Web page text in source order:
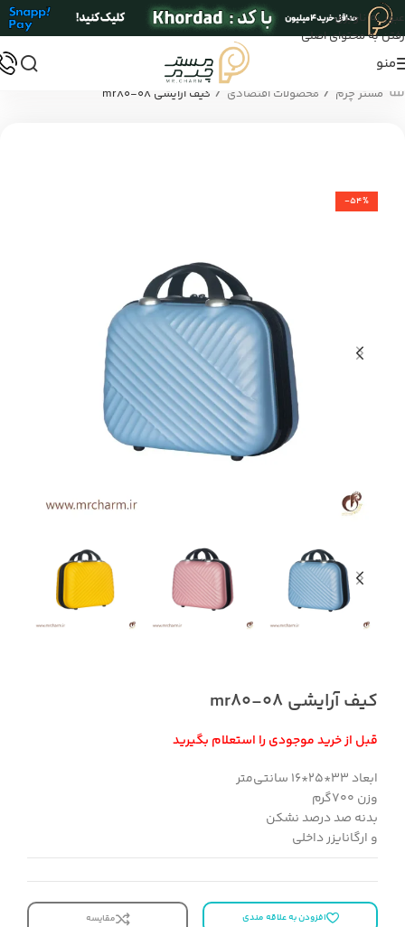
عبور به ناوبری
رفتن به محتوای اصلی
منو
مستر چرم / محصولات اقتصادی / کیف آرایشی mr80-08
-54%
کیف آرایشی mr80-08
قبل از خرید موجودی را استعلام بگیرید
ابعاد 33*25*16 سانتی‌متر
وزن ۷۰۰گرم
بدنه صد درصد نشکن
و ارگانایزر داخلی
افزودن به علاقه مندی مقایسه